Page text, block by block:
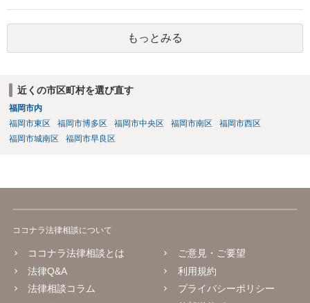
もっとみる
近くの市区町村を選び直す
福岡市内
福岡市東区
福岡市博多区 福岡市中央区 福岡市南区
福岡市西区
福岡市城南区
福岡市早良区
ココナラ法律相談について
ココナラ法律相談とは
法律Q&A
法律相談コラム
ご意見・ご要望
利用規約
プライバシーポリシー